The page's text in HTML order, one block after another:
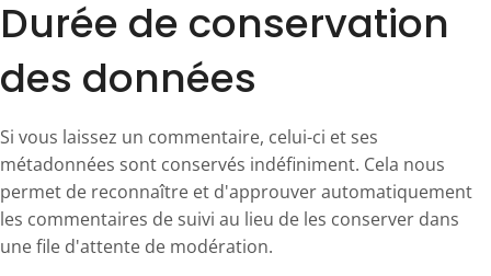
Durée de conservation
des données
Si vous laissez un commentaire, celui-ci et ses
métadonnées sont conservés indéfiniment. Cela nous
permet de reconnaître et d'approuver automatiquement
les commentaires de suivi au lieu de les conserver dans
une file d'attente de modération.